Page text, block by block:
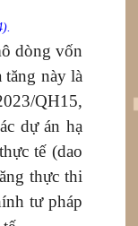
dòng vốn
này là
QH15,
dự án hạ
tế (dao
thực thi
tư pháp